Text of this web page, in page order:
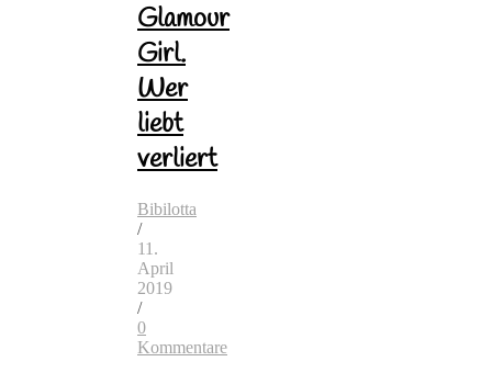
Glamour
Girl.
Wer
liebt
verliert
Bibilotta
/
11.
April
2019
/
0
Kommentare